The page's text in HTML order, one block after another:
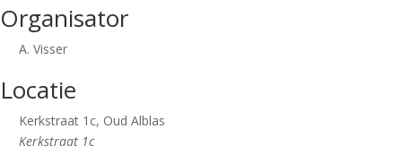
Organisator
A. Visser
Locatie
Kerkstraat 1c, Oud Alblas
Kerkstraat 1c